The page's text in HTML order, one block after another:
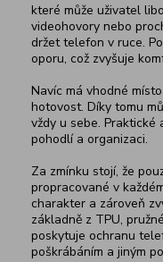
které může uživatel
videohovory nebo
držet telefon v ruce.
oporu, což zvyšuje
Navíc má vhodné
hotovost. Díky tomu
vždy u sebe.
pohodlí a organizaci.
Za zmínku stojí, že
propracované v
charakter a zároveň
základně z TPU,
poskytuje ochranu
poškrábáním a jiným